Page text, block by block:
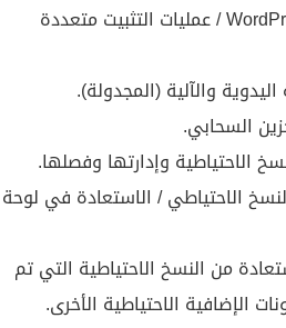
متوافق مع شبكة WordPress / عمليات التثبيت متعددة
والآلية (المجدولة).
السحابي.
الاحتياطية وإدارتها وفصلها.
الاحتياطي / الاستعادة في لوحة
من النسخ الاحتياطية التي تم
الإضافية الاحتياطية الأخرى.